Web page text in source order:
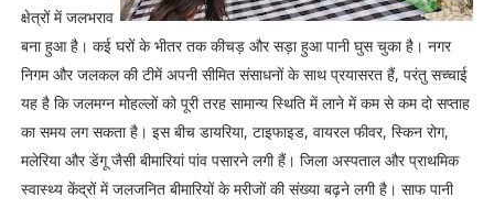
क्षेत्रों में जलभराव
बना हुआ है। कई घरों के भीतर तक कीचड़ और सड़ा हुआ पानी घुस चुका है। नगर
निगम और जलकल की टीमें अपनी सीमित संसाधनों के साथ प्रयासरत हैं, परंतु सच्चाई
यह है कि जलमग्न मोहल्लों को पूरी तरह सामान्य स्थिति में लाने में कम से कम दो सप्ताह
का समय लग सकता है। इस बीच डायरिया, टाइफाइड, वायरल फीवर, स्किन रोग,
मलेरिया और डेंगू जैसी बीमारियां पांव पसारने लगी हैं। जिला अस्पताल और प्राथमिक
स्वास्थ्य केंद्रों में जलजनित बीमारियों के मरीजों की संख्या बढ़ने लगी है। साफ पानी